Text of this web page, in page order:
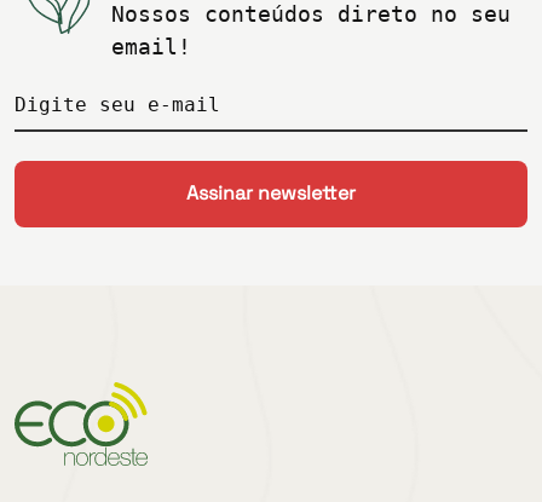
Nossos conteúdos direto no seu
email!
Digite seu e-mail